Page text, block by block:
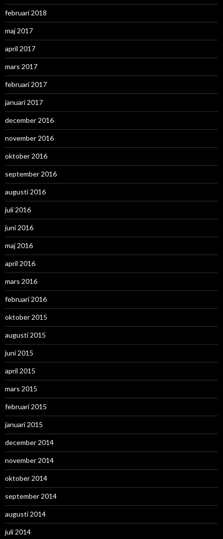
februari 2018
maj 2017
april 2017
mars 2017
februari 2017
januari 2017
december 2016
november 2016
oktober 2016
september 2016
augusti 2016
juli 2016
juni 2016
maj 2016
april 2016
mars 2016
februari 2016
oktober 2015
augusti 2015
juni 2015
april 2015
mars 2015
februari 2015
januari 2015
december 2014
november 2014
oktober 2014
september 2014
augusti 2014
juli 2014